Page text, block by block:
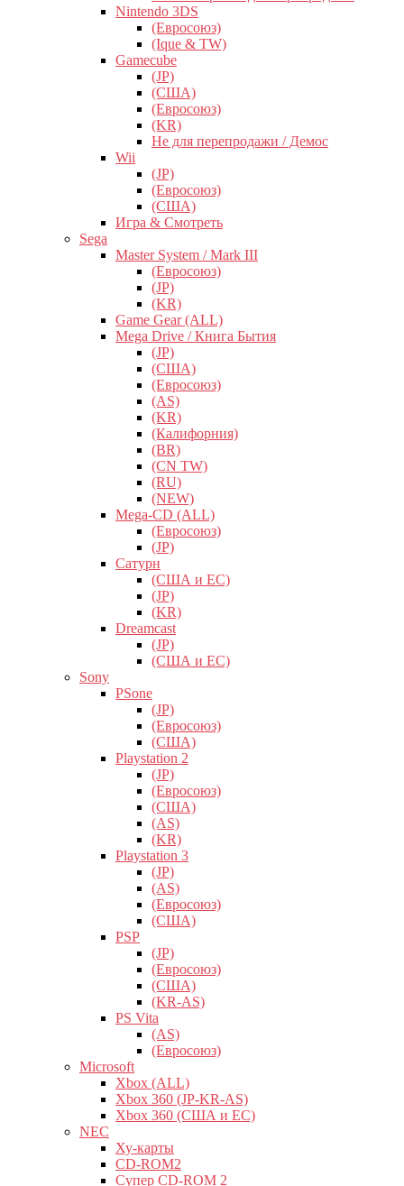
Nintendo 3DS
(Евросоюз)
(Ique & TW)
Gamecube
(JP)
(США)
(Евросоюз)
(KR)
Не для перепродажи / Демос
Wii
(JP)
(Евросоюз)
(США)
Игра & Смотреть
Sega
Master System / Mark III
(Евросоюз)
(JP)
(KR)
Game Gear (ALL)
Mega Drive / Книга Бытия
(JP)
(США)
(Евросоюз)
(AS)
(KR)
(Калифорния)
(BR)
(CN TW)
(RU)
(NEW)
Mega-CD (ALL)
(Евросоюз)
(JP)
Сатурн
(США и ЕС)
(JP)
(KR)
Dreamcast
(JP)
(США и ЕС)
Sony
PSone
(JP)
(Евросоюз)
(США)
Playstation 2
(JP)
(Евросоюз)
(США)
(AS)
(KR)
Playstation 3
(JP)
(AS)
(Евросоюз)
(США)
PSP
(JP)
(Евросоюз)
(США)
(KR-AS)
PS Vita
(AS)
(Евросоюз)
Microsoft
Xbox (ALL)
Xbox 360 (JP-KR-AS)
Xbox 360 (США и ЕС)
NEC
Ху-карты
CD-ROM2
Супер CD-ROM 2